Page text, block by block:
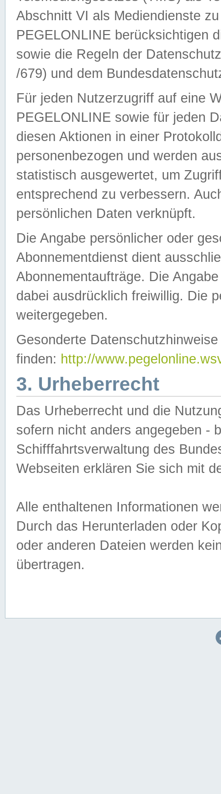
Abschnitt VI als Mediendienste
PEGELONLINE berücksichtigen
sowie die Regeln der
/679) und dem
Für jeden Nutzerzugriff auf eine
PEGELONLINE sowie für jeden
diesen Aktionen in einer
personenbezogen und werden
statistisch ausgewertet, um
entsprechend zu verbessern.
persönlichen Daten verknüpft.
Die Angabe persönlicher oder
Abonnementdienst dient
Abonnementaufträge. Die
dabei ausdrücklich freiwillig. Die
weitergegeben.
Gesonderte
finden: http://
3. Urheberrecht
Das Urheberrecht und die
sofern nicht anders angegeben -
Schifffahrtsverwaltung des
Webseiten erklären Sie sich mit
Alle enthaltenen Informationen
Durch das Herunterladen oder
oder anderen Dateien werden
übertragen.